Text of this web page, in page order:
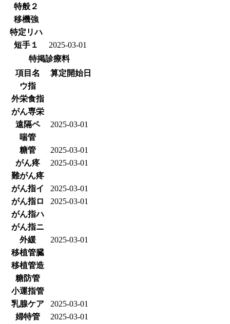
特般２
移機強
特定リハ
短手１
2025-03-01
特掲診療料
項目名
算定開始日
ウ指
外栄食指
がん専栄
遠隔ペ
2025-03-01
喘管
糖管
2025-03-01
がん疼
2025-03-01
難がん疼
がん指イ
2025-03-01
がん指ロ
2025-03-01
がん指ハ
がん指ニ
外緩
2025-03-01
移植管臓
移植管造
糖防管
小運指管
乳腺ケア
2025-03-01
婦特管
2025-03-01